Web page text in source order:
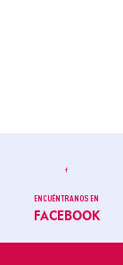
ENCUÉNTRANOS EN
FACEBOOK